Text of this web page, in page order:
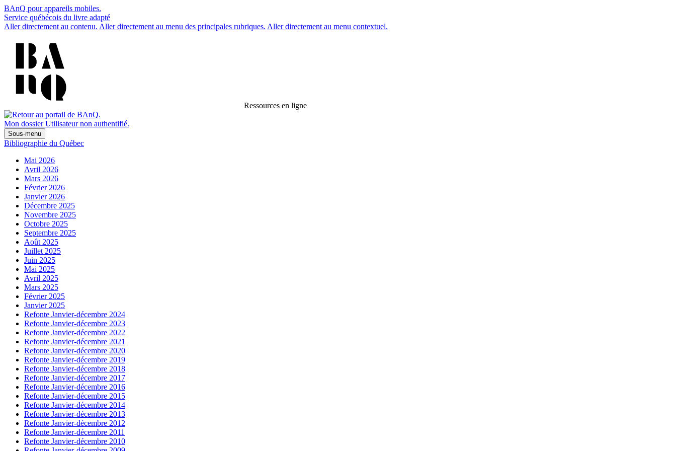
BAnQ pour appareils mobiles.
Service québécois du livre adapté
Aller directement au contenu. Aller directement au menu des principales rubriques. Aller directement au menu contextuel.
Ressources en ligne
Mon dossier Utilisateur non authentifié.
Sous-menu
Bibliographie du Québec
Mai 2026
Avril 2026
Mars 2026
Février 2026
Janvier 2026
Décembre 2025
Novembre 2025
Octobre 2025
Septembre 2025
Août 2025
Juillet 2025
Juin 2025
Mai 2025
Avril 2025
Mars 2025
Février 2025
Janvier 2025
Refonte Janvier-décembre 2024
Refonte Janvier-décembre 2023
Refonte Janvier-décembre 2022
Refonte Janvier-décembre 2021
Refonte Janvier-décembre 2020
Refonte Janvier-décembre 2019
Refonte Janvier-décembre 2018
Refonte Janvier-décembre 2017
Refonte Janvier-décembre 2016
Refonte Janvier-décembre 2015
Refonte Janvier-décembre 2014
Refonte Janvier-décembre 2013
Refonte Janvier-décembre 2012
Refonte Janvier-décembre 2011
Refonte Janvier-décembre 2010